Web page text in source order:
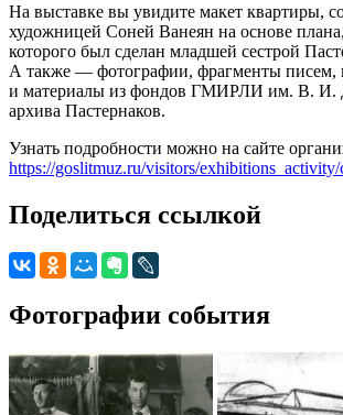
На выставке вы увидите макет квартиры,
художницей Соней Ванеян на основе
которого был сделан младшей сестрой
А также — фотографии, фрагменты писем,
и материалы из фондов ГМИРЛИ им. В. И.
архива Пастернаков.
Узнать подробности можно на сайте
https://goslitmuz.ru/visitors/
Поделиться ссылкой
Фотографии события